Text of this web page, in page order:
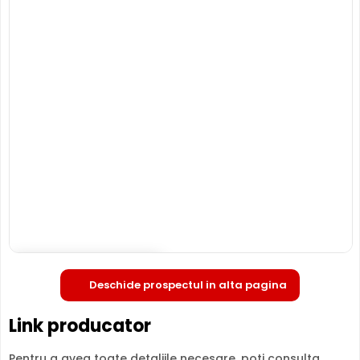
Deschide prospectul in alta pagina
Link producator